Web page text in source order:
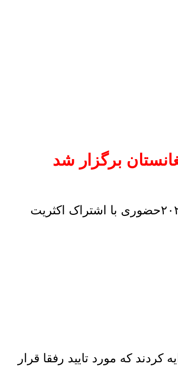
برگزار شد
جلسه نوبتی سازمان حزبی شهر کسل کمیته کشوری المان حزب آبادی افغانستان بتاریخ ۲۶ اکتوبر ۲۰۲۵حضوری با اشتراک اکثریت
که مورد تایید رفقا قرار